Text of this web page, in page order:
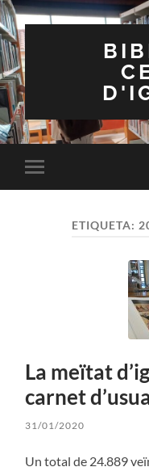
Toggle
mobile
ETIQUETA:
La meïtat
carnet
31/01/2020
Un total de 24.889